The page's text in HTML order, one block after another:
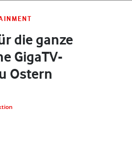
die ganze
GigaTV-
Ostern